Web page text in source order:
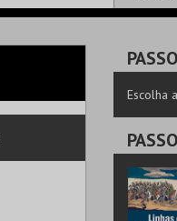
PASSO
Escolha
PASSO